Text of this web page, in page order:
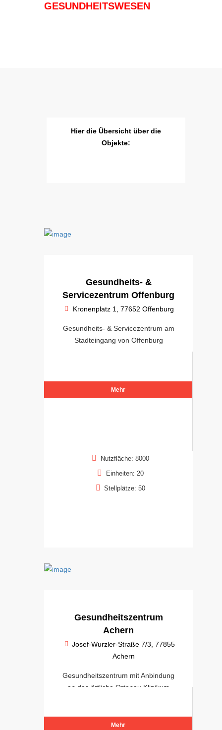
GESUNDHEITSWESEN
Hier die Übersicht über die
Objekte:
Gesundheits- &
Servicezentrum Offenburg
Kronenplatz 1, 77652 Offenburg
Gesundheits- & Servicezentrum am
Stadteingang von Offenburg
Mehr
Nutzfläche: 8000
Einheiten: 20
Stellplätze: 50
Gesundheitszentrum
Achern
Josef-Wurzler-Straße 7/3, 77855
Achern
Gesundheitszentrum mit Anbindung
an das örtliche Ortenau Klinikum
Mehr